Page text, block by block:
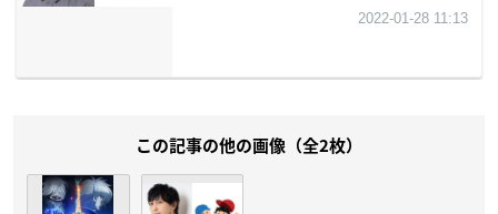
この記事の他の画像（全2枚）